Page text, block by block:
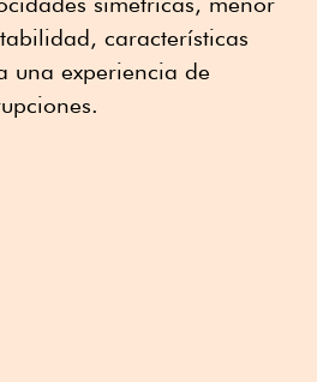
características
una experiencia de